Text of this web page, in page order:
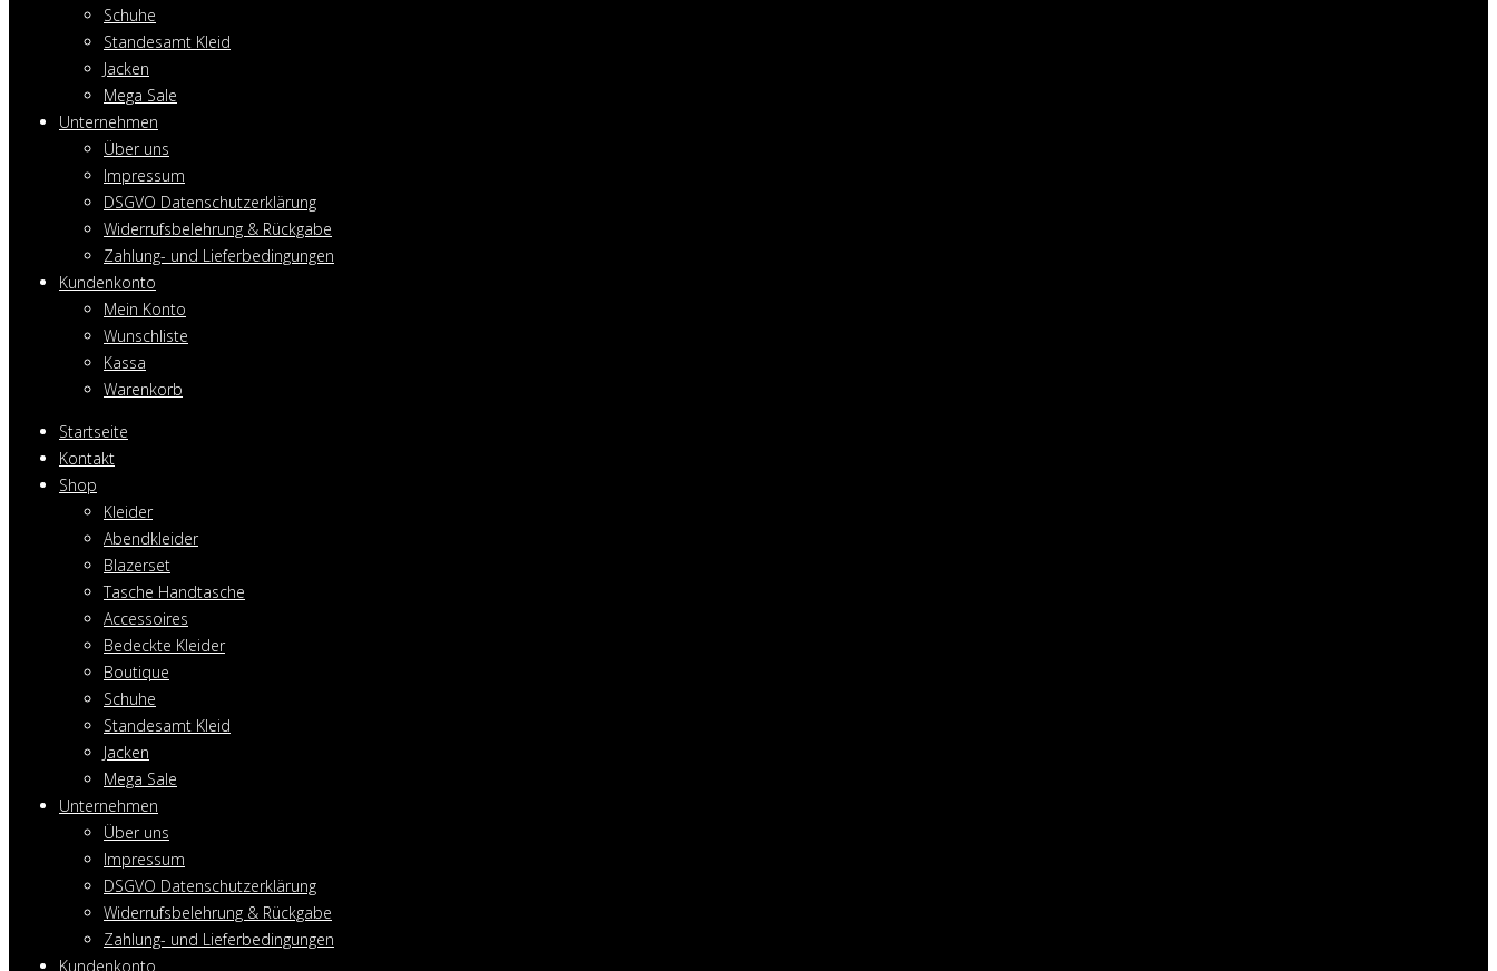
Schuhe
Standesamt Kleid
Jacken
Mega Sale
Unternehmen
Über uns
Impressum
DSGVO Datenschutzerklärung
Widerrufsbelehrung & Rückgabe
Zahlung- und Lieferbedingungen
Kundenkonto
Mein Konto
Wunschliste
Kassa
Warenkorb
Startseite
Kontakt
Shop
Kleider
Abendkleider
Blazerset
Tasche Handtasche
Accessoires
Bedeckte Kleider
Boutique
Schuhe
Standesamt Kleid
Jacken
Mega Sale
Unternehmen
Über uns
Impressum
DSGVO Datenschutzerklärung
Widerrufsbelehrung & Rückgabe
Zahlung- und Lieferbedingungen
Kundenkonto